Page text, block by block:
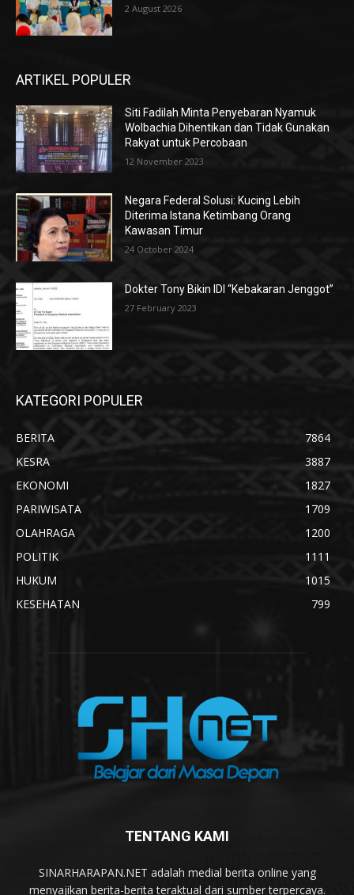
2 August 2026
ARTIKEL POPULER
Siti Fadilah Minta Penyebaran Nyamuk
Wolbachia Dihentikan dan Tidak Gunakan
Rakyat untuk Percobaan
12 November 2023
Negara Federal Solusi: Kucing Lebih
Diterima Istana Ketimbang Orang
Kawasan Timur
24 October 2024
Dokter Tony Bikin IDI “Kebakaran Jenggot”
27 February 2023
KATEGORI POPULER
BERITA
7864
KESRA
3887
EKONOMI
1827
PARIWISATA
1709
OLAHRAGA
1200
POLITIK
1111
HUKUM
1015
KESEHATAN
799
TENTANG KAMI
SINARHARAPAN.NET adalah medial berita online yang
menyajikan berita-berita teraktual dari sumber terpercaya.